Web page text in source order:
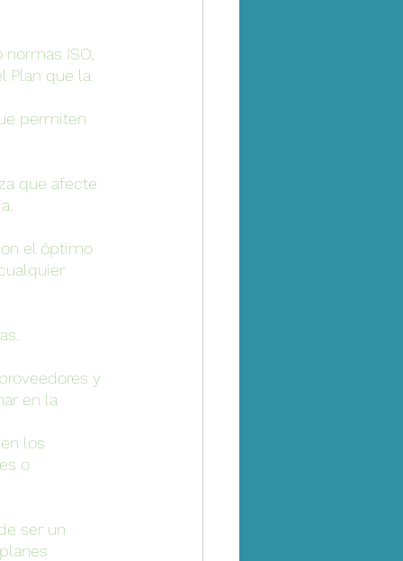
ISO,
Plan que la
permiten
que afecte
el óptimo
y
en la
los
o
ser un